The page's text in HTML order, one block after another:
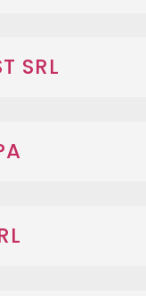
SRL